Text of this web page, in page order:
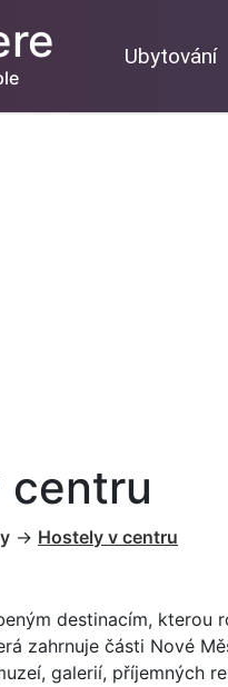
Ubytování
centru
→ Hostely v centru
destinacím, kterou
zahrnuje části Nové
galerií, příjemných